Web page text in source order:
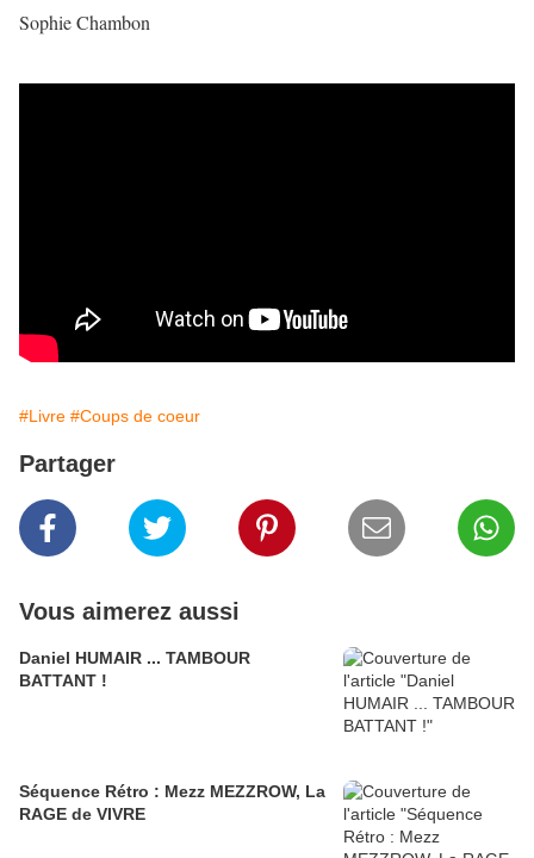
Sophie Chambon
#Livre #Coups de coeur
Partager
Vous aimerez aussi
Daniel HUMAIR ... TAMBOUR
BATTANT !
Séquence Rétro : Mezz MEZZROW, La
RAGE de VIVRE